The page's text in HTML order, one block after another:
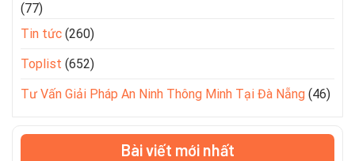
(77)
Tin tức (260)
Toplist (652)
Tư Vấn Giải Pháp An Ninh Thông Minh Tại Đà Nẵng (46)
Bài viết mới nhất